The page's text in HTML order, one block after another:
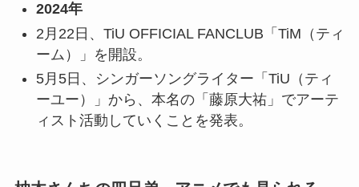
2024年
2月22日、TiU OFFICIAL FANCLUB「TiM（ティ
ーム）」を開設。
5月5日、シンガーソングライター「TiU（ティ
ーユー）」から、本名の「藤原大祐」でアーテ
ィスト活動していくことを発表。